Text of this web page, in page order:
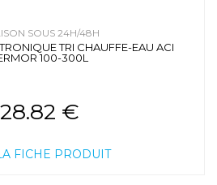
SOUS 24H/48H
TRI CHAUFFE-EAU ACI
100-300L
€
FICHE PRODUIT